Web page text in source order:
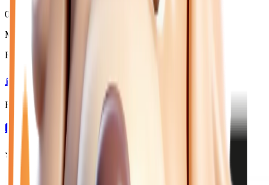
0
Moins de 50 000 km
Répartition par motorisation :
⛽ essence →
Répartition par boîte de vitesses :
🅰️ automatique →
⭐ Nos meilleures offres mini